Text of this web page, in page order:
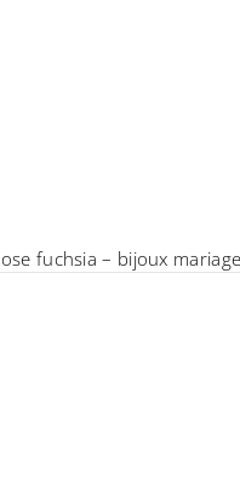
fuchsia – bijoux